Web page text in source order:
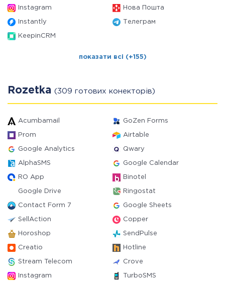
Instagram Нова Пошта
Instantly Телеграм
KeepinCRM
показати всі (+155)
Rozetka (309 готових конекторів)
Acumbamail GoZen Forms
Prom Airtable
Google Analytics Qwary
AlphaSMS Google Calendar
RO App Binotel
Google Drive Ringostat
Contact Form 7 Google Sheets
SellAction Copper
Horoshop SendPulse
Creatio Hotline
Stream Telecom Crove
Instagram TurboSMS